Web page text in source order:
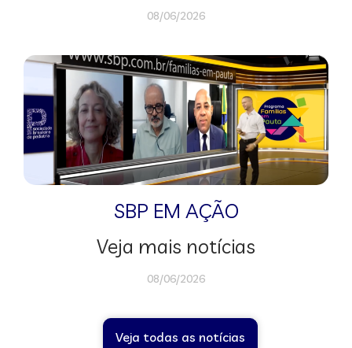
08/06/2026
SBP EM AÇÃO
Veja mais notícias
08/06/2026
Veja todas as notícias